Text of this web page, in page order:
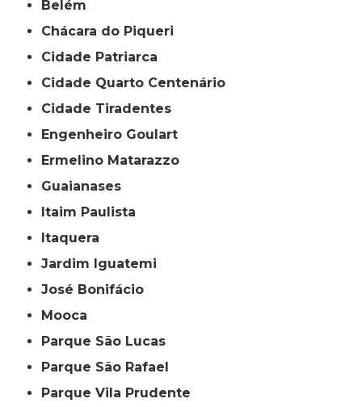
Belém
Chácara do Piqueri
Cidade Patriarca
Cidade Quarto Centenário
Cidade Tiradentes
Engenheiro Goulart
Ermelino Matarazzo
Guaianases
Itaim Paulista
Itaquera
Jardim Iguatemi
José Bonifácio
Mooca
Parque São Lucas
Parque São Rafael
Parque Vila Prudente